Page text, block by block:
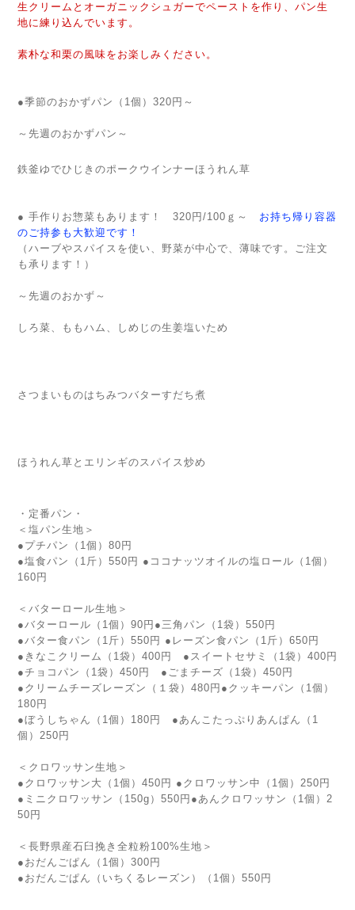
生クリームとオーガニックシュガーでペーストを作り、パン生
地に練り込んでいます。
素朴な和栗の風味をお楽しみください。
●季節のおかずパン（1個）320円～
～先週のおかずパン～
鉄釜ゆでひじきのポークウインナーほうれん草
● 手作りお惣菜もあります！ 320円/100ｇ～ お持ち帰り容器
のご持参も大歓迎です！
（ハーブやスパイスを使い、野菜が中心で、薄味です。ご注文
も承ります！）
～先週のおかず～
しろ菜、ももハム、しめじの生姜塩いため
さつまいものはちみつバターすだち煮
ほうれん草とエリンギのスパイス炒め
・定番パン・
＜塩パン生地＞
●プチパン（1個）80円
●塩食パン（1斤）550円 ●ココナッツオイルの塩ロール（1個）
160円
＜バターロール生地＞
●バターロール（1個）90円●三角パン（1袋）550円
●バター食パン（1斤）550円 ●レーズン食パン（1斤）650円
●きなこクリーム（1袋）400円 ●スイートセサミ（1袋）400円
●チョコパン（1袋）450円 ●ごまチーズ（1袋）450円
●クリームチーズレーズン（１袋）480円●クッキーパン（1個）
180円
●ぼうしちゃん（1個）180円 ●あんこたっぷりあんぱん（1
個）250円
＜クロワッサン生地＞
●クロワッサン大（1個）450円 ●クロワッサン中（1個）250円
●ミニクロワッサン（150g）550円●あんクロワッサン（1個）2
50円
＜長野県産石臼挽き全粒粉100%生地＞
●おだんごぱん（1個）300円
●おだんごぱん（いちくるレーズン）（1個）550円